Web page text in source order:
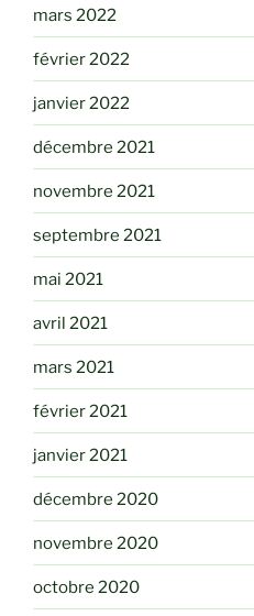
mars 2022
février 2022
janvier 2022
décembre 2021
novembre 2021
septembre 2021
mai 2021
avril 2021
mars 2021
février 2021
janvier 2021
décembre 2020
novembre 2020
octobre 2020